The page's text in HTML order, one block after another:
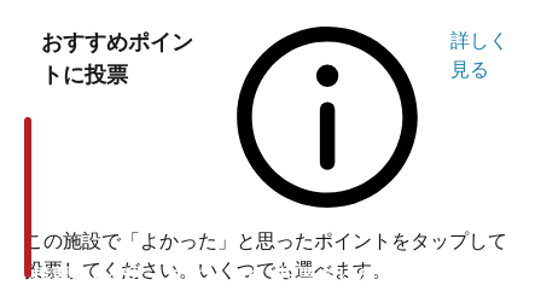
おすすめポイン
トに投票
詳しく
見る
この施設で「よかった」と思ったポイントをタップして
投票してください。いくつでも選べます。
投票ありがとうございます 投票ありがとうございます